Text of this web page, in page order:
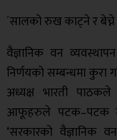
´सालको रुख काट्ने र बेच्ने
वैज्ञानिक वन
निर्णयको सम्बन्धमा कुरा
अध्यक्ष भारती
आफूहरुले पटक–पटक
‘सरकारको वैज्ञानिक